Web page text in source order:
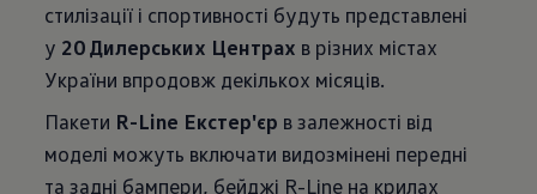
стилізації і спортивності будуть представлені
у 20 Дилерських Центрах в різних містах
України впродовж декількох місяців.
Пакети R-Line Екстер'єр в залежності від
моделі можуть включати видозмінені передні
та задні бампери, бейджі R-Line на крилах